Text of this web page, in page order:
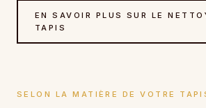
EN SAVOIR PLUS SUR LE
TAPIS
SELON LA MATIÈRE DE VOTRE